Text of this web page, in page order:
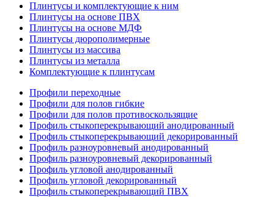
Плинтусы и комплектующие к ним
Плинтусы на основе ПВХ
Плинтусы на основе МДФ
Плинтусы дюрополимерные
Плинтусы из массива
Плинтусы из металла
Комплектующие к плинтусам
Профили переходные
Профили для полов гибкие
Профили для полов противоскользящие
Профиль стыкоперекрывающий анодированный
Профиль стыкоперекрывающий декорированный
Профиль разноуровневый анодированный
Профиль разноуровневый декорированный
Профиль угловой анодированный
Профиль угловой декорированный
Профиль стыкоперекрывающий ПВХ